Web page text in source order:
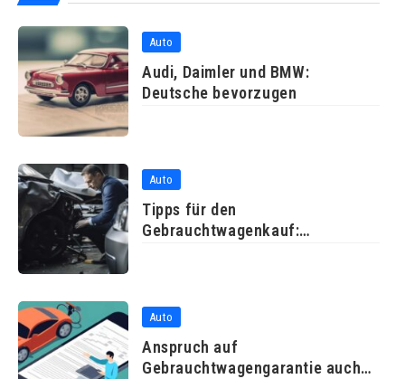
Auto
Audi, Daimler und BMW:
Deutsche bevorzugen
Auto
Tipps für den
Gebrauchtwagenkauf:
Auto
Anspruch auf
Gebrauchtwagengarantie auch